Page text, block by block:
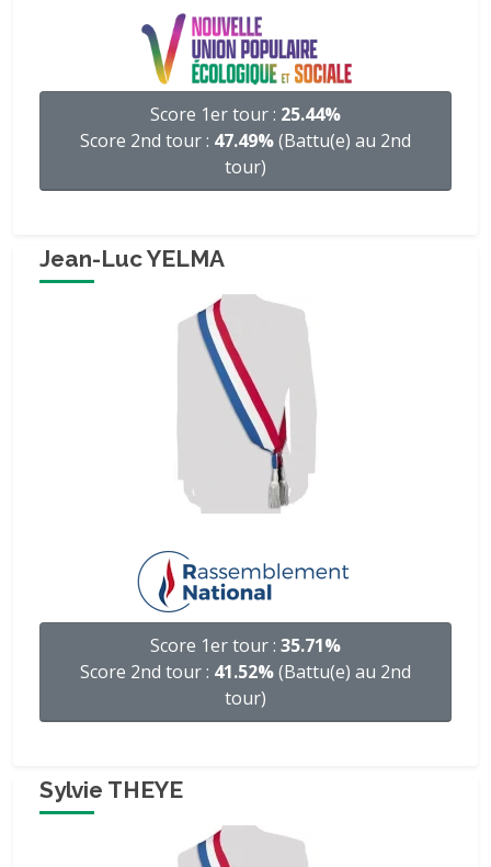
Score 1er tour : 25.44%
Score 2nd tour : 47.49%(Battu(e) au 2nd
tour)
Jean-Luc YELMA
Score 1er tour : 35.71%
Score 2nd tour : 41.52%(Battu(e) au 2nd
tour)
Sylvie THEYE